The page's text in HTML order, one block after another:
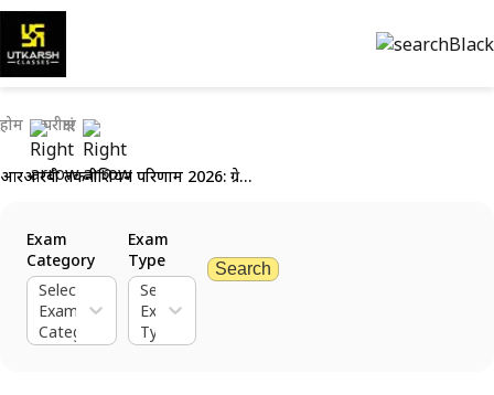
होम परीक्षाएं
आरआरबी तकनीशियन परिणाम 2026: ग्रेड 1 सीबीटी परिणाम और कट-ऑफ अंक
Exam
Category
Select
Exam
Category
Exam
Type
Select
Exam
Type
Search